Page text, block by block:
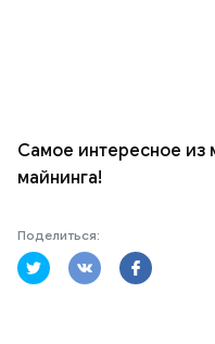
Самое интересное из
майнинга!
Поделиться: